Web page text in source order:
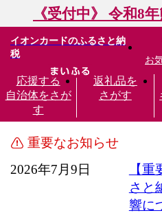
《受付中》 令和8
イオンカードのふるさと納
税
応援する
自治体をさが
す
返礼品を
さがす
お
重要なお知らせ
2026年7月9日
【
さと
響に